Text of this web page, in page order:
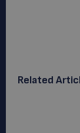
Related